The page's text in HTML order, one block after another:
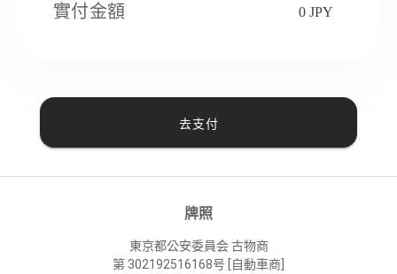
實付金額 0 JPY
去支付
牌照
東京都公安委員会 古物商
第 302192516168号 [自動車商]